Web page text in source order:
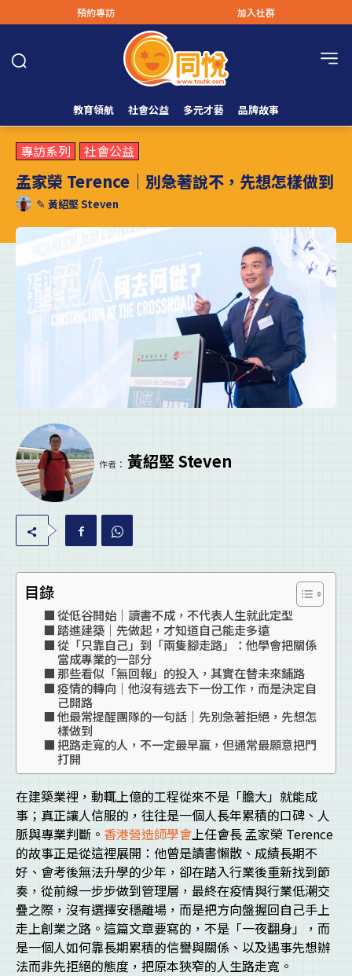
預約專訪 加入社群
教育領航 社會公益 多元才藝 品牌故事
專訪系列 社會公益
孟家榮 Terence｜別急著說不，先想怎樣做到
✎ 黃紹堅 Steven
作者： 黃紹堅 Steven
目錄
從低谷開始｜讀書不成，不代表人生就此定型
踏進建築｜先做起，才知道自己能走多遠
從「只靠自己」到「兩隻腳走路」：他學會把關係
當成專業的一部分
那些看似「無回報」的投入，其實在替未來鋪路
疫情的轉向｜他沒有逃去下一份工作，而是決定自
己開路
他最常提醒團隊的一句話｜先別急著拒絕，先想怎
樣做到
把路走寬的人，不一定最早贏，但通常最願意把門
打開
在建築業裡，動輒上億的工程從來不是「膽大」就能成
事；真正讓人信服的，往往是一個人長年累積的口碑、人
脈與專業判斷。 香港營造師學會 上任會長 孟家榮 Terence
的故事正是從這裡展開：他曾是讀書懶散、成績長期不
好、會考後無法升學的少年，卻在踏入行業後重新找到節
奏，從前線一步步做到管理層，最終在疫情與行業低潮交
疊之際，沒有選擇安穩離場，而是把方向盤握回自己手上
走上創業之路。這篇文章要寫的，不是「一夜翻身」，而
是一個人如何靠長期累積的信譽與關係、以及遇事先想辦
法而非先拒絕的態度，把原本狹窄的人生路走寬。